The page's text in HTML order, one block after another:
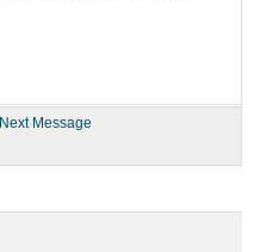
Next Message